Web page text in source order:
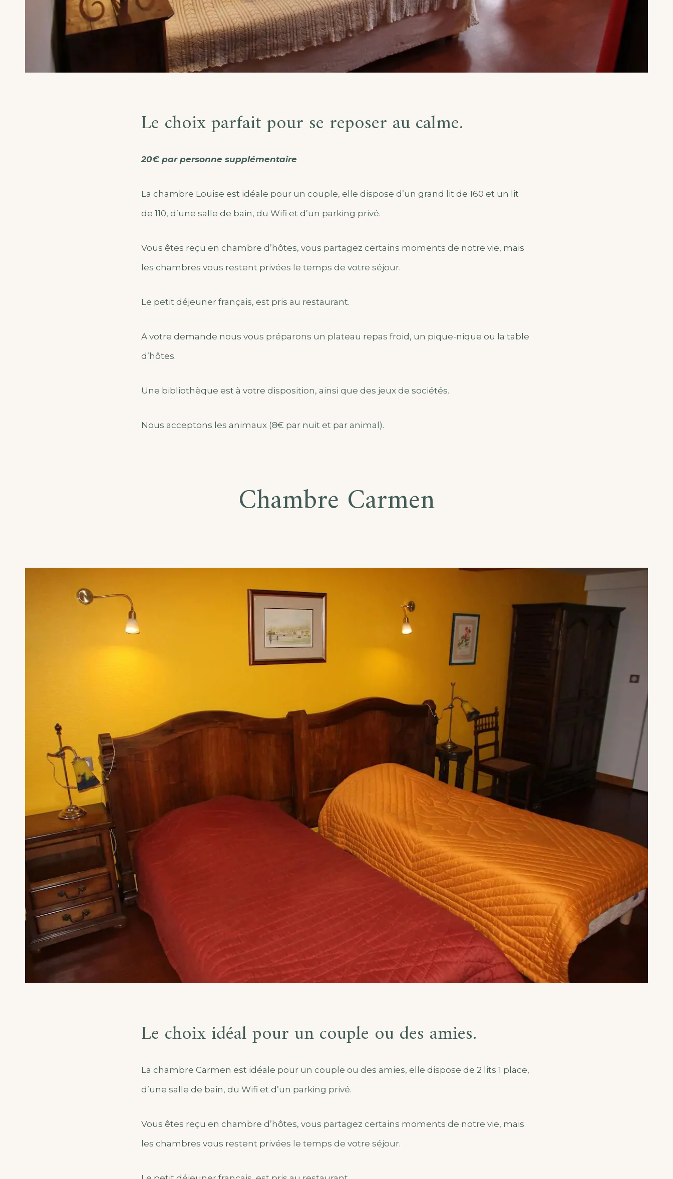
Le choix parfait pour se reposer au calme.
20€ par personne supplémentaire
La chambre Louise est idéale pour un couple, elle dispose d’un grand lit de 160 et un lit
de 110, d’une salle de bain, du Wifi et d’un parking privé.
Vous êtes reçu en chambre d’hôtes, vous partagez certains moments de notre vie, mais
les chambres vous restent privées le temps de votre séjour.
Le petit déjeuner français, est pris au restaurant.
A votre demande nous vous préparons un plateau repas froid, un pique-nique ou la table
d’hôtes.
Une bibliothèque est à votre disposition, ainsi que des jeux de sociétés.
Nous acceptons les animaux (8€ par nuit et par animal).
Chambre Carmen
Le choix idéal pour un couple ou des amies.
La chambre Carmen est idéale pour un couple ou des amies, elle dispose de 2 lits 1 place,
d’une salle de bain, du Wifi et d’un parking privé.
Vous êtes reçu en chambre d’hôtes, vous partagez certains moments de notre vie, mais
les chambres vous restent privées le temps de votre séjour.